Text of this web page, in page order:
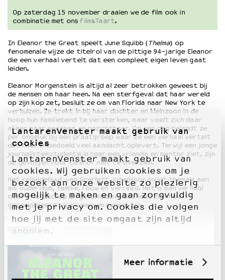
LantarenVenster maakt gebruik van
cookies
LantarenVenster maakt gebruik van
cookies. Wij gebruiken cookies om je
bezoek aan onze website zo plezierig
mogelijk te maken en gaan zorgvuldig
met je privacy om. Cookies die volgen
hoe jij met de site omgaat zijn altijd
anoniem.
Meer informatie
Op zaterdag 15 november draaien we de film ook in
combinatie met ons Film&Taart.
In Eleanor the Great speelt June Squibb (Thelma) op
fenomenale wijze de titelrol van de pittige 94-jarige Eleanor
die een verhaal vertelt dat een compleet eigen leven gaat
leiden.
Eleanor Morgenstein is altijd al zeer betrokken geweest bij
de mensen om haar heen. Na een sterfgeval dat haar wereld
op zijn kop zet, besluit ze om van Florida naar New York te
verhuizen. Ze trekt in bij haar dochter en kleinzoon in de
hoop hun familieband te versterken, maar voelt zich daar
alleen maar eenzaam en onzichtbaar. Op een dag belandt ze
per ongeluk bij een praatgroep waar ze een verhaal vertelt
dat haar onbedoeld veel aandacht oplevert. Terwijl een jonge
journalistiekstudente in haar een vriendin en mentor ziet, zijn
de gevolgen voor Eleanor niet te overzien.
Het regiedebuut van Scarlett Johansson snijdt thema’s aan
als ouderdom, familie, rouw en verraad. Het is een verhaal
over vriendschap en geschiedenis dat laat zien hoe
gecompliceerd wij als mensen kunnen zijn.